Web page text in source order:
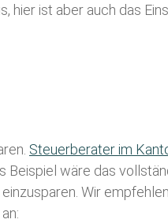
hier ist aber auch das
Steuerberater im K
Beispiel wäre das
Wir